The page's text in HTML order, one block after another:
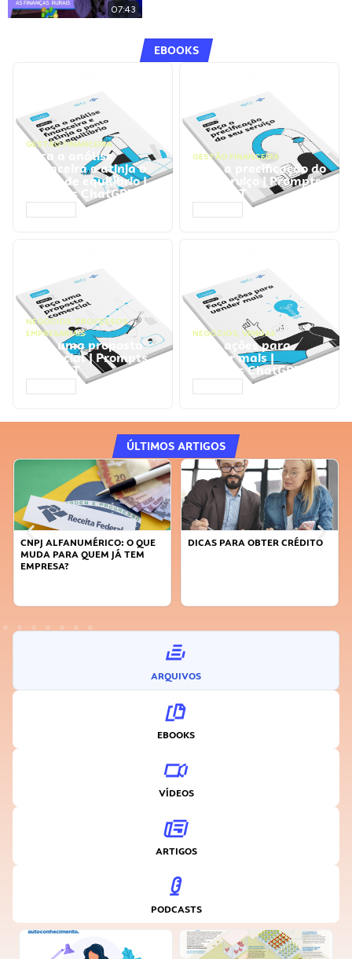
07:43
EBOOKS
GESTÃO FINANCEIRA
Faça a análise
financeira e atinja o
ponto de equilíbrio |
Prompts ChatGPT
GESTÃO FINANCEIRA
Faça a precificação do
seu serviço | Prompts
ChatGPT
NEGÓCIOS, PROCESSOS
EMPRESARIAIS
Faça uma proposta
comercial | Prompts
ChatGPT
NEGÓCIOS, VENDAS
Faça ações para
vender mais |
Prompts ChatGPT
ÚLTIMOS ARTIGOS
CNPJ ALFANUMÉRICO: O QUE
MUDA PARA QUEM JÁ TEM
EMPRESA?
DICAS PARA OBTER CRÉDITO
ARQUIVOS
EBOOKS
VÍDEOS
ARTIGOS
PODCASTS